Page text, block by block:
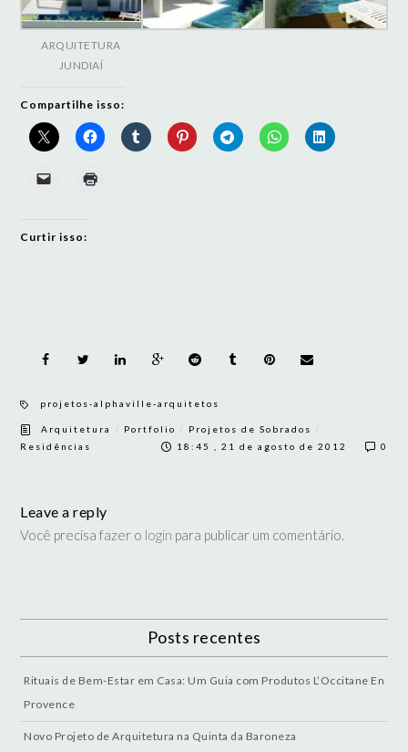
ARQUITETURA
JUNDIAÍ
Compartilhe isso:
Curtir isso:
projetos-alphaville-arquitetos
Arquitetura Portfolio Projetos de Sobrados
Residências 18:45 , 21 de agosto de 2012 0
Leave a reply
Você precisa fazer o login para publicar um comentário.
Posts recentes
Rituais de Bem-Estar em Casa: Um Guia com Produtos L’Occitane En
Provence
Novo Projeto de Arquitetura na Quinta da Baroneza